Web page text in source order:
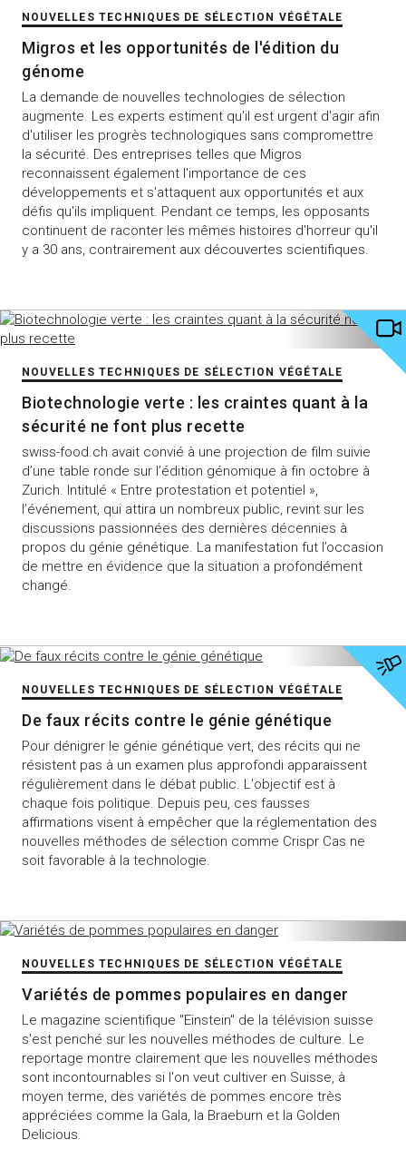
NOUVELLES TECHNIQUES DE SÉLECTION VÉGÉTALE
Migros et les opportunités de l'édition du
génome
La demande de nouvelles technologies de sélection
augmente. Les experts estiment qu'il est urgent d'agir afin
d'utiliser les progrès technologiques sans compromettre
la sécurité. Des entreprises telles que Migros
reconnaissent également l'importance de ces
développements et s'attaquent aux opportunités et aux
défis qu'ils impliquent. Pendant ce temps, les opposants
continuent de raconter les mêmes histoires d'horreur qu'il
y a 30 ans, contrairement aux découvertes scientifiques.
NOUVELLES TECHNIQUES DE SÉLECTION VÉGÉTALE
Biotechnologie verte : les craintes quant à la
sécurité ne font plus recette
swiss-food.ch avait convié à une projection de film suivie
d’une table ronde sur l’édition génomique à fin octobre à
Zurich. Intitulé « Entre protestation et potentiel »,
l’événement, qui attira un nombreux public, revint sur les
discussions passionnées des dernières décennies à
propos du génie génétique. La manifestation fut l’occasion
de mettre en évidence que la situation a profondément
changé.
NOUVELLES TECHNIQUES DE SÉLECTION VÉGÉTALE
De faux récits contre le génie génétique
Pour dénigrer le génie génétique vert, des récits qui ne
résistent pas à un examen plus approfondi apparaissent
régulièrement dans le débat public. L'objectif est à
chaque fois politique. Depuis peu, ces fausses
affirmations visent à empêcher que la réglementation des
nouvelles méthodes de sélection comme Crispr Cas ne
soit favorable à la technologie.
NOUVELLES TECHNIQUES DE SÉLECTION VÉGÉTALE
Variétés de pommes populaires en danger
Le magazine scientifique "Einstein" de la télévision suisse
s'est penché sur les nouvelles méthodes de culture. Le
reportage montre clairement que les nouvelles méthodes
sont incontournables si l'on veut cultiver en Suisse, à
moyen terme, des variétés de pommes encore très
appréciées comme la Gala, la Braeburn et la Golden
Delicious.